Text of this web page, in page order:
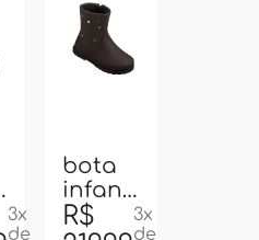
3x
de
bota
infantil
pampili
R$
3x
de
20 22